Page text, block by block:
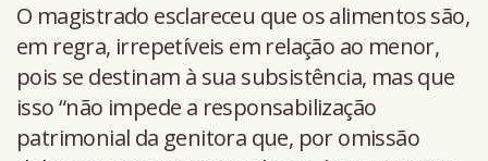
O magistrado esclareceu que os alimentos são,
em regra, irrepetíveis em relação ao menor,
pois se destinam à sua subsistência, mas que
isso “não impede a responsabilização
patrimonial da genitora que, por omissão